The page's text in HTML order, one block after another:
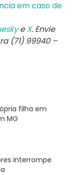
em caso de
eX. Envie
(71) 99940 –
filha em
MG
interrompe